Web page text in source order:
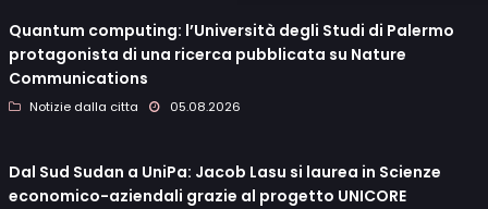
Quantum computing: l’Università degli Studi di Palermo
protagonista di una ricerca pubblicata su Nature
Communications
Notizie dalla citta 05.08.2026
Dal Sud Sudan a UniPa: Jacob Lasu si laurea in Scienze
economico-aziendali grazie al progetto UNICORE